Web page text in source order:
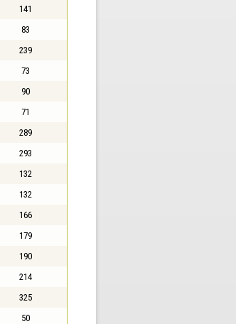
141
83
239
73
90
71
289
293
132
132
166
179
190
214
325
50